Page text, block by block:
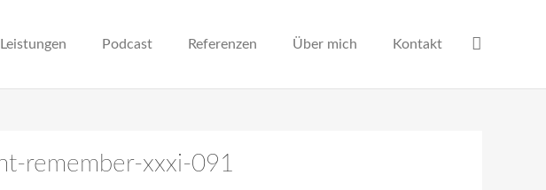
Leistungen Podcast Referenzen Über mich Kontakt
remember-xxxi-091